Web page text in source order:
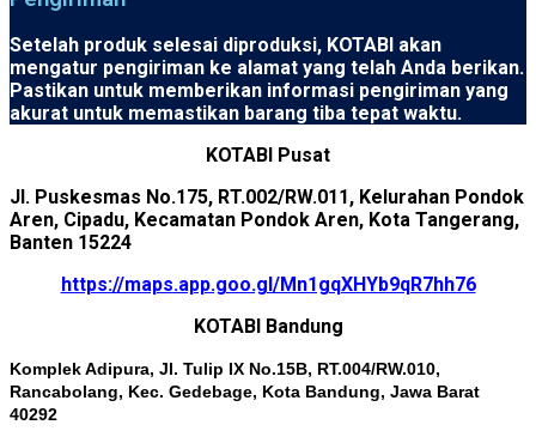
Setelah produk selesai diproduksi, KOTABI akan
mengatur pengiriman ke alamat yang telah Anda berikan.
Pastikan untuk memberikan informasi pengiriman yang
akurat untuk memastikan barang tiba tepat waktu.
KOTABI Pusat
Jl. Puskesmas No.175, RT.002/RW.011, Kelurahan Pondok
Aren, Cipadu, Kecamatan Pondok Aren, Kota Tangerang,
Banten 15224
https://maps.app.goo.gl/Mn1gqXHYb9qR7hh76
KOTABI Bandung
Komplek Adipura, Jl. Tulip IX No.15B, RT.004/RW.010,
Rancabolang, Kec. Gedebage, Kota Bandung, Jawa Barat
40292